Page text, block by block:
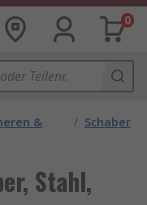
0
&
/ Schaber
Stahl,